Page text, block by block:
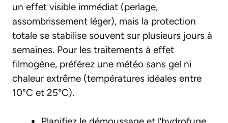
un effet visible immédiat (perlage,
assombrissement léger), mais la protection
totale se stabilise souvent sur plusieurs jours à
semaines. Pour les traitements à effet
filmogène, préférez une météo sans gel ni
chaleur extrême (températures idéales entre
10°C et 25°C).